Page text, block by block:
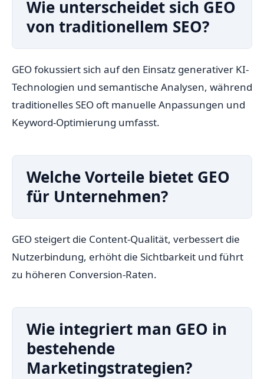
Wie unterscheidet sich GEO
von traditionellem SEO?
GEO fokussiert sich auf den Einsatz generativer KI-
Technologien und semantische Analysen, während
traditionelles SEO oft manuelle Anpassungen und
Keyword-Optimierung umfasst.
Welche Vorteile bietet GEO
für Unternehmen?
GEO steigert die Content-Qualität, verbessert die
Nutzerbindung, erhöht die Sichtbarkeit und führt
zu höheren Conversion-Raten.
Wie integriert man GEO in
bestehende
Marketingstrategien?